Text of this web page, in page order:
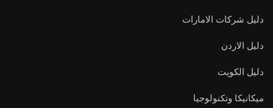
دليل شركات الامارات
دليل الاردن
دليل الكويت
ميكانيكا وتكنولوجيا